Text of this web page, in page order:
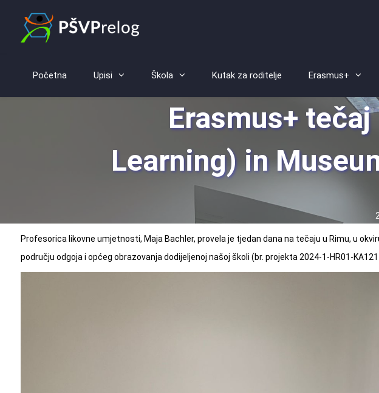
Početna Upisi Škola Kutak za roditelje Erasmus+
Erasmus+
Learning) in
Profesorica likovne umjetnosti, Maja Bachler, provela je tjedan dana na tečaju u Rimu, u
području odgoja i općeg obrazovanja dodijeljenoj našoj školi (br. projekta 2024-1-HR01-